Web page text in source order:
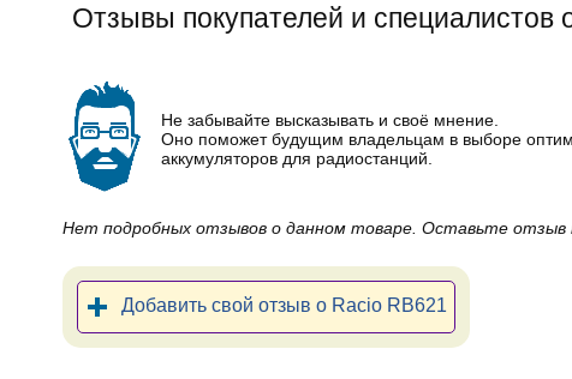
Отзывы покупателей и специалистов
Не забывайте высказывать и своё мнение.
Оно поможет будущим владельцам в выборе
аккумуляторов для радиостанций.
Нет подробных отзывов о данном товаре. Оставьте отзыв
Добавить свой отзыв о Racio RB621